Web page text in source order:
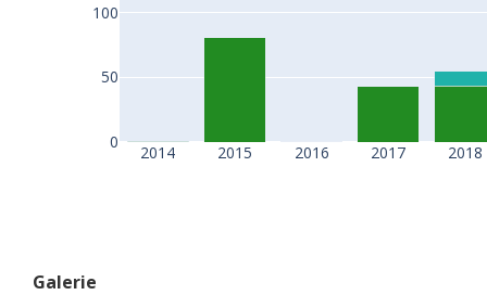
2014 2015 2016 2017 2018
0
50
100
Galerie